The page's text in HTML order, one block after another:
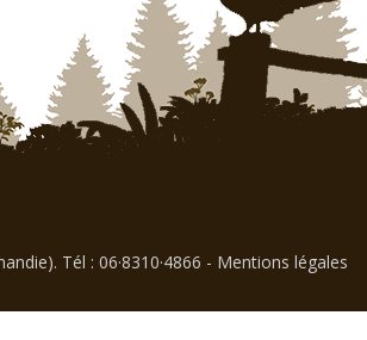
Tél : 06·8310·4866 - Mentions légales